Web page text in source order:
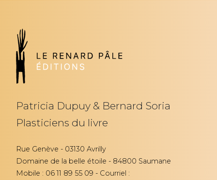
Patricia Dupuy & Bernard Soria
Plasticiens du livre
Rue Genève - 03130 Avrilly
Domaine de la belle étoile - 84800 Saumane
Mobile : 06 11 89 55 09 - Courriel :